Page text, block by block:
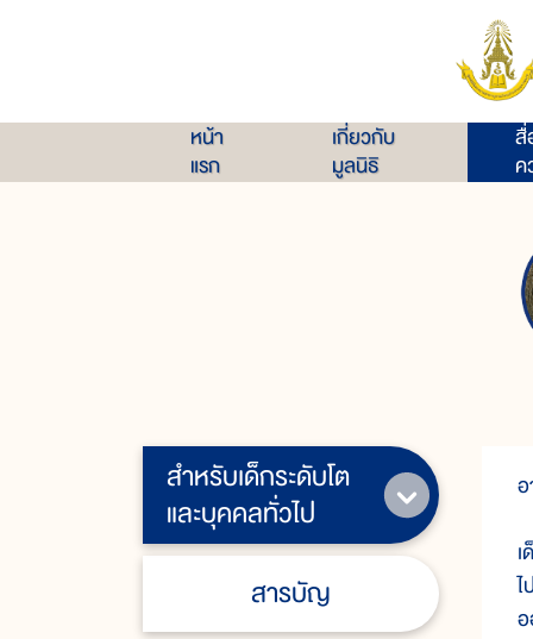
หน้า
แรก
เกี่ยวกับ
มูลนิธิ
สื่
ค
สำหรับเด็กระดับโต
และบุคคลทั่วไป
สารบัญ